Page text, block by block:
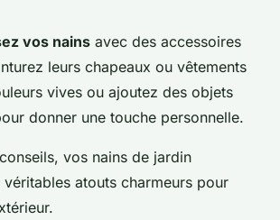
vos nains avec des accessoires
leurs chapeaux ou vêtements
vives ou ajoutez des objets
donner une touche personnelle.
vos nains de jardin
atouts charmeurs pour